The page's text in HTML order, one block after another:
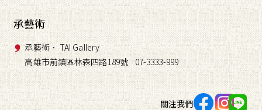
承藝術
承藝術． TAI Gallery
高雄市前鎮區林森四路189號 07-3333-999
關注我們